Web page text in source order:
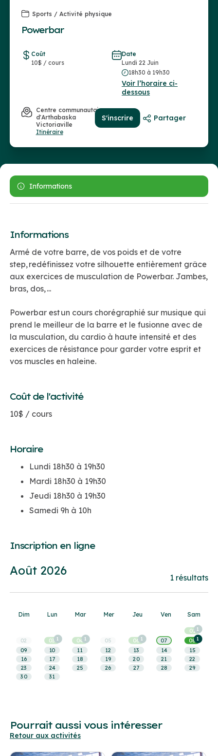
Sports / Activité physique
Powerbar
Coût
10$ / cours
Date
Lundi 22 Juin
18h30 à 19h30
Voir l’horaire ci-
dessous
Centre communautaire
d'Arthabaska
Victoriaville
Itinéraire
S'inscrire Partager
Informations
Informations
Armé de votre barre, de vos poids et de votre
step, redéfinissez votre silhouette entièrement grâce
aux exercices de musculation de Powerbar. Jambes,
bras, dos, ...
Powerbar est un cours chorégraphié sur musique qui
prend le meilleur de la barre et le fusionne avec de
la musculation, du cardio à haute intensité et des
exercices de résistance pour garder votre esprit et
vos muscles en haleine.
Coût de l'activité
10$ / cours
Horaire
Lundi 18h30 à 19h30
Mardi 18h30 à 19h30
Jeudi 18h30 à 19h30
Samedi 9h à 10h
Inscription en ligne
Choisir
une
Août 2026 1 résultats
Dim Lun Mar Mer Jeu Ven Sam
01 1
02 03 1 04 1 05 06 1 07 08 1
09 10 11 12 13 14
15
16
17 18 19 20 21
22
23
24 25 26 27 28
29
30
31
Pourrait aussi vous intéresser
Retour aux activités